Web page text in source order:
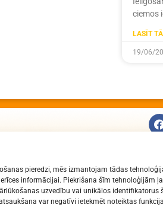
pieredzi, mēs izmantojam tādas
informācijai. Piekrišana šīm tehnoloģijām
uzvedību vai unikālos identifikatorus
var negatīvi ietekmēt noteiktas
ciemos
LASĪT
19/06/
Zinātņu vidusskola
30, Daugavpils, LV-5401
Nr. 2713903513 (IZM)